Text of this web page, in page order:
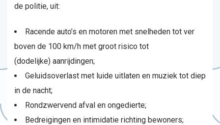
de politie, uit:
Racende auto’s en motoren met snelheden tot ver
boven de 100 km/h met groot risico tot
(dodelijke) aanrijdingen;
Geluidsoverlast met luide uitlaten en muziek tot diep
in de nacht;
Rondzwervend afval en ongedierte;
Bedreigingen en intimidatie richting bewoners;